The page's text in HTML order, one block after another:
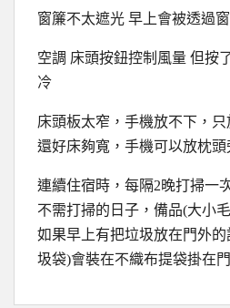
窗簾不太遮光 早上會被透過
空調 床頭按鈕控制風量 但按
冷
床頭板太窄，手機放不下，
還好床夠寬，手機可以放枕頭
連續住宿時，每隔2晚打掃一
不需打掃的日子，備品(大小
如果早上有把垃圾放在門外
圾袋)會裝在不織布提袋掛在